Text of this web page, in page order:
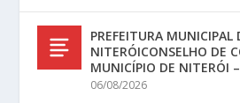
PREFEITURA MUNICIPAL
NITERÓICONSELHO DE
MUNICÍPIO DE NITERÓI
06/08/2026